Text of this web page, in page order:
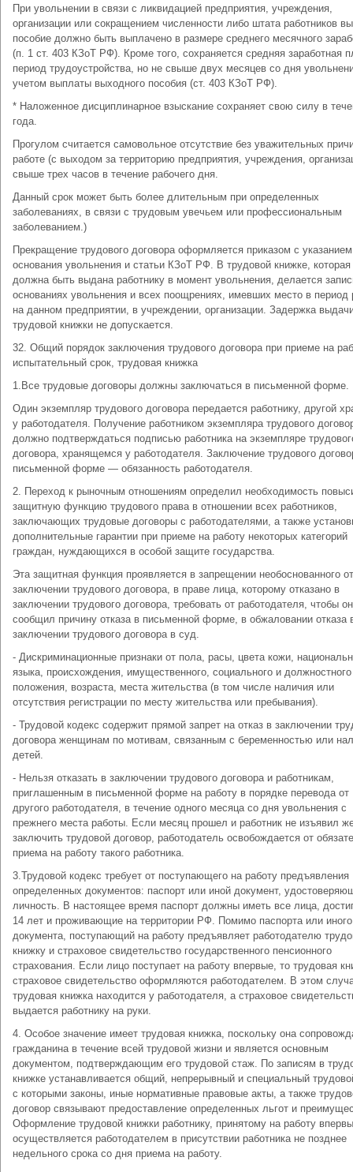
При увольнении в связи с ликвидацией предприятия, учреждения,
организации или сокращением численности либо штата работников
пособие должно быть выплачено в размере среднего месячного
(п. 1 ст. 403 КЗоТ РФ). Кроме того, сохраняется средняя заработная
период трудоустройства, но не свыше двух месяцев со дня
учетом выплаты выходного пособия (ст. 403 КЗоТ РФ).
* Наложенное дисциплинарное взыскание сохраняет свою силу в
года.
Прогулом считается самовольное отсутствие без уважительных
работе (с выходом за территорию предприятия, учреждения,
свыше трех часов в течение рабочего дня.
Данный срок может быть более длительным при определенных
заболеваниях, в связи с трудовым увечьем или профессиональным
заболеванием.)
Прекращение трудового договора оформляется приказом с указанием
основания увольнения и статьи КЗоТ РФ. В трудовой книжке, которая
должна быть выдана работнику в момент увольнения, делается
основаниях увольнения и всех поощрениях, имевших место в период
на данном предприятии, в учреждении, организации. Задержка
трудовой книжки не допускается.
32. Общий порядок заключения трудового договора при приеме на
испытательный срок, трудовая книжка
1.Все трудовые договоры должны заключаться в письменной форме.
Один экземпляр трудового договора передается работнику, другой
у работодателя. Получение работником экземпляра трудового
должно подтверждаться подписью работника на экземпляре
договора, хранящемся у работодателя. Заключение трудового
письменной форме — обязанность работодателя.
2. Переход к рыночным отношениям определил необходимость
защитную функцию трудового права в отношении всех работников,
заключающих трудовые договоры с работодателями, а также
дополнительные гарантии при приеме на работу некоторых категорий
граждан, нуждающихся в особой защите государства.
Эта защитная функция проявляется в запрещении необоснованного
заключении трудового договора, в праве лица, которому отказано в
заключении трудового договора, требовать от работодателя, чтобы он
сообщил причину отказа в письменной форме, в обжаловании отказа
заключении трудового договора в суд.
- Дискриминационные признаки от пола, расы, цвета кожи,
языка, происхождения, имущественного, социального и должностного
положения, возраста, места жительства (в том числе наличия или
отсутствия регистрации по месту жительства или пребывания).
- Трудовой кодекс содержит прямой запрет на отказ в заключении
договора женщинам по мотивам, связанным с беременностью или
детей.
- Нельзя отказать в заключении трудового договора и работникам,
приглашенным в письменной форме на работу в порядке перевода от
другого работодателя, в течение одного месяца со дня увольнения с
прежнего места работы. Если месяц прошел и работник не изъявил
заключить трудовой договор, работодатель освобождается от
приема на работу такого работника.
3.Трудовой кодекс требует от поступающего на работу предъявления
определенных документов: паспорт или иной документ,
личность. В настоящее время паспорт должны иметь все лица,
14 лет и проживающие на территории РФ. Помимо паспорта или иного
документа, поступающий на работу предъявляет работодателю
книжку и страховое свидетельство государственного пенсионного
страхования. Если лицо поступает на работу впервые, то трудовая
страховое свидетельство оформляются работодателем. В этом
трудовая книжка находится у работодателя, а страховое
выдается работнику на руки.
4. Особое значение имеет трудовая книжка, поскольку она
гражданина в течение всей трудовой жизни и является основным
документом, подтверждающим его трудовой стаж. По записям в
книжке устанавливается общий, непрерывный и специальный
с которыми законы, иные нормативные правовые акты, а также
договор связывают предоставление определенных льгот и
Оформление трудовой книжки работнику, принятому на работу
осуществляется работодателем в присутствии работника не позднее
недельного срока со дня приема на работу.